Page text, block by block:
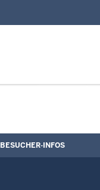
BESUCHER-INFOS